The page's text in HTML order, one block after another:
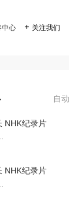
中心  关注我们
自
NHK纪录片
NHK纪录片